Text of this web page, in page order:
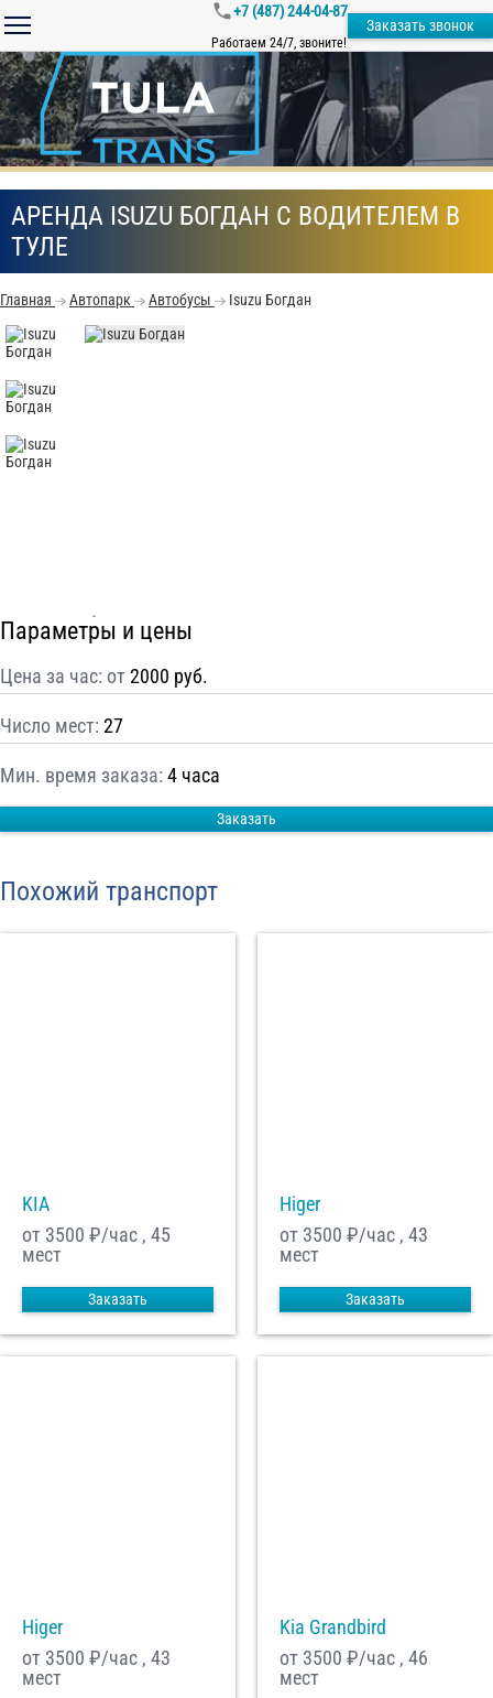
+7 (487) 244-04-87
Работаем 24/7, звоните!
Заказать звонок
АРЕНДА ISUZU БОГДАН С ВОДИТЕЛЕМ В
ТУЛЕ
Главная Автопарк Автобусы Isuzu Богдан
Параметры и цены
Цена за час: от2000 руб.
Число мест: 27
Мин. время заказа: 4 часа
Заказать
Похожий транспорт
KIA
от 3500 ₽/час , 45
мест
Заказать
Higer
от 3500 ₽/час , 43
мест
Заказать
Higer
от 3500 ₽/час , 43
мест
Kia Grandbird
от 3500 ₽/час , 46
мест